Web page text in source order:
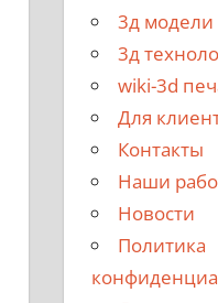
3д модели
3д
wiki-3d
Для
Контакты
Наши
Новости
Политика